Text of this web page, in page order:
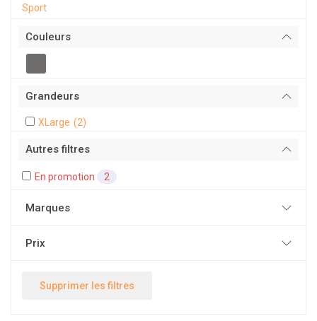
Sport
Couleurs
Grandeurs
XLarge (2)
Autres filtres
En promotion 2
Marques
Prix
Supprimer les filtres